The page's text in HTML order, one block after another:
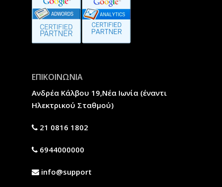
ΕΠΙΚΟΙΝΩΝΙΑ
Ανδρέα Κάλβου 19,Νέα Ιωνία (έναντι
Ηλεκτρικού Σταθμού)
21 0816 1802
6944000000
info@support